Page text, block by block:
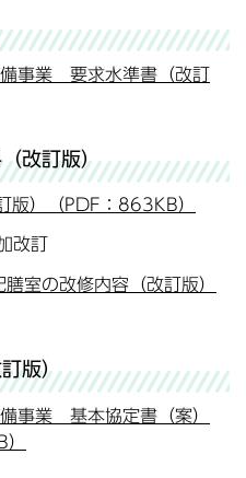
事業 要求水準書（改訂
改訂版）
）（PDF：863KB）
改訂
室の改修内容（改訂版）
版）
事業 基本協定書（案）